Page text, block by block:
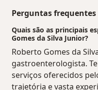
Perguntas frequentes
Quais são as principais
Gomes da Silva Junior?
Roberto Gomes da
gastroenterologista.
serviços oferecidos
trajetória e vasta